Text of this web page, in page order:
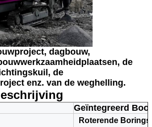
dagbouw,
de
de
enz. van de weghelling.
Geïntegreerd
Roterende